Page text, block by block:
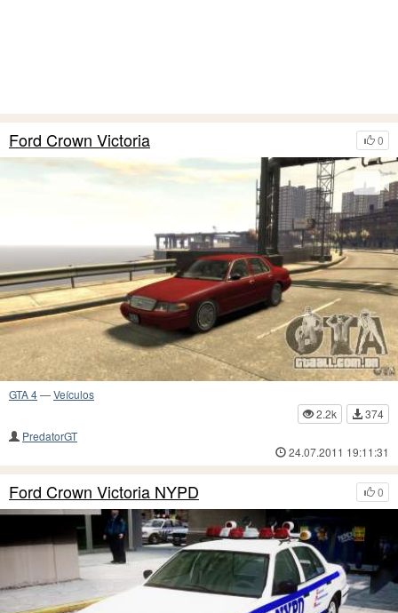
0
Ford Crown Victoria
GTA 4—Veículos
2.2k
374
PredatorGT
24.07.2011 19:11:31
0
Ford Crown Victoria NYPD